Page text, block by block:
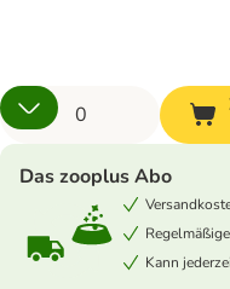
Das zooplus Abo
Kann